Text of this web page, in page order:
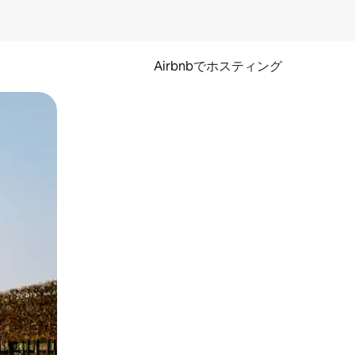
Airbnbでホスティング
できます。